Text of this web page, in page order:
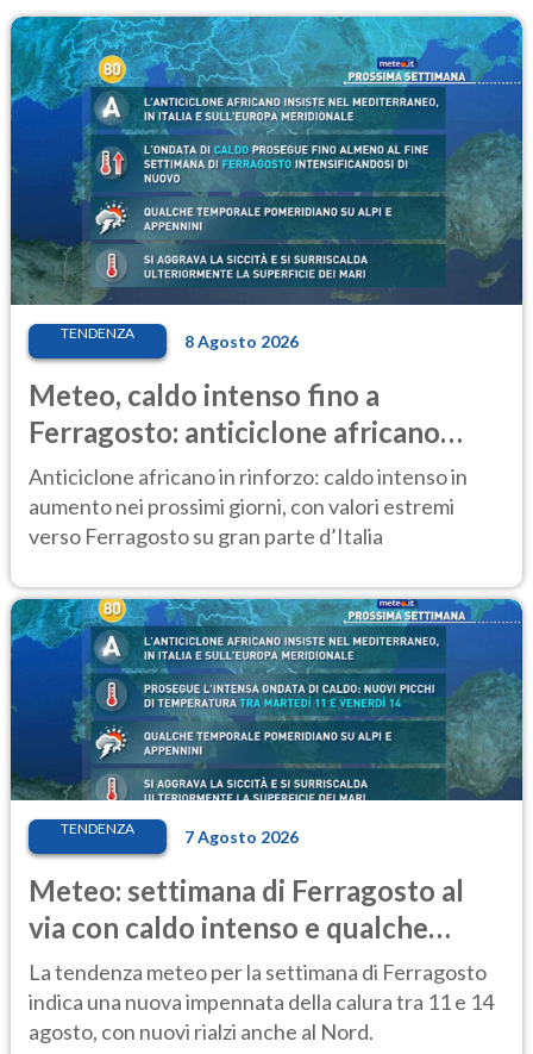
TENDENZA 8 Agosto 2026
Meteo, caldo intenso fino a
Ferragosto: anticiclone africano
ancora protagonista
Anticiclone africano in rinforzo: caldo intenso in
aumento nei prossimi giorni, con valori estremi
verso Ferragosto su gran parte d’Italia
TENDENZA 7 Agosto 2026
Meteo: settimana di Ferragosto al
via con caldo intenso e qualche
temporale
La tendenza meteo per la settimana di Ferragosto
indica una nuova impennata della calura tra 11 e 14
agosto, con nuovi rialzi anche al Nord.